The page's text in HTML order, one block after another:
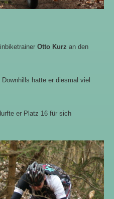
Otto Kurz an den
hatte er diesmal viel
er Platz 16 für sich